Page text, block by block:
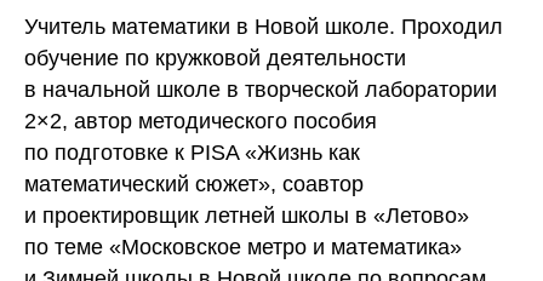
Учитель математики в Новой школе. Проходил
обучение по кружковой деятельности
в начальной школе в творческой лаборатории
2×2, автор методического пособия
по подготовке к PISA «Жизнь как
математический сюжет», соавтор
и проектировщик летней школы в «Летово»
по теме «Московское метро и математика»